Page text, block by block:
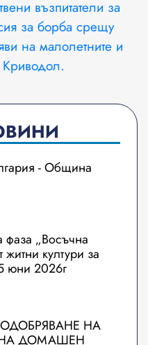
възпитатели за
за борба срещу
на малолетните и
- Община
фаза „Восъчна
житни култури за
юни 2026г
НА
НА ДОМАШЕН